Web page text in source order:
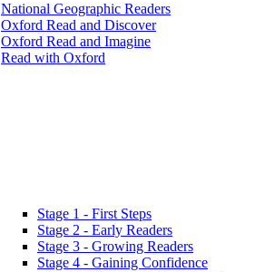
National Geographic Readers
Oxford Read and Discover
Oxford Read and Imagine
Read with Oxford
Stage 1 - First Steps
Stage 2 - Early Readers
Stage 3 - Growing Readers
Stage 4 - Gaining Confidence